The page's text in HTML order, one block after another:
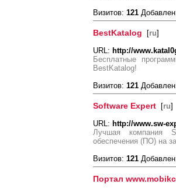
Визитов: 121
BestKatalog [ru]
URL: http://
Бесплатные
BestKatalog!
Визитов: 121
Software Expert [ru]
URL: http://www.sw-
Лучшая компания
обеспечения (ПО) на
Визитов: 121
Портал